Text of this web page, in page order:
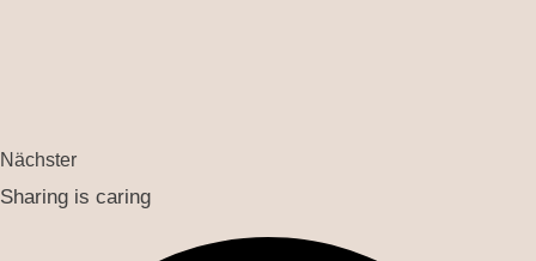
Nächster
Sharing is caring